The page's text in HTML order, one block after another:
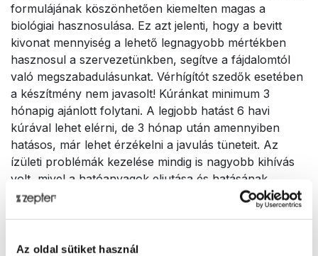
Az oldal sütiket használ
formulájának köszönhetően kiemelten magas a
biológiai hasznosulása. Ez azt jelenti, hogy a bevitt
kivonat mennyiség a lehető legnagyobb mértékben
hasznosul a szervezetünkben, segítve a fájdalomtól
való megszabadulásunkat. Vérhígítót szedők esetében
a készítmény nem javasolt! Kúránkat minimum 3
hónapig ajánlott folytani. A legjobb hatást 6 havi
kúrával lehet elérni, de 3 hónap után amennyiben
hatásos, már lehet érzékelni a javulás tüneteit. Az
ízületi problémák kezelése mindig is nagyobb kihívás
volt, mivel a hatóanyagok eljutása és hatásának
kifejtése élettani okok miatt lassúbb folyamat, tehát kell
az elhatározás és a rendíthetetlen következetesség a